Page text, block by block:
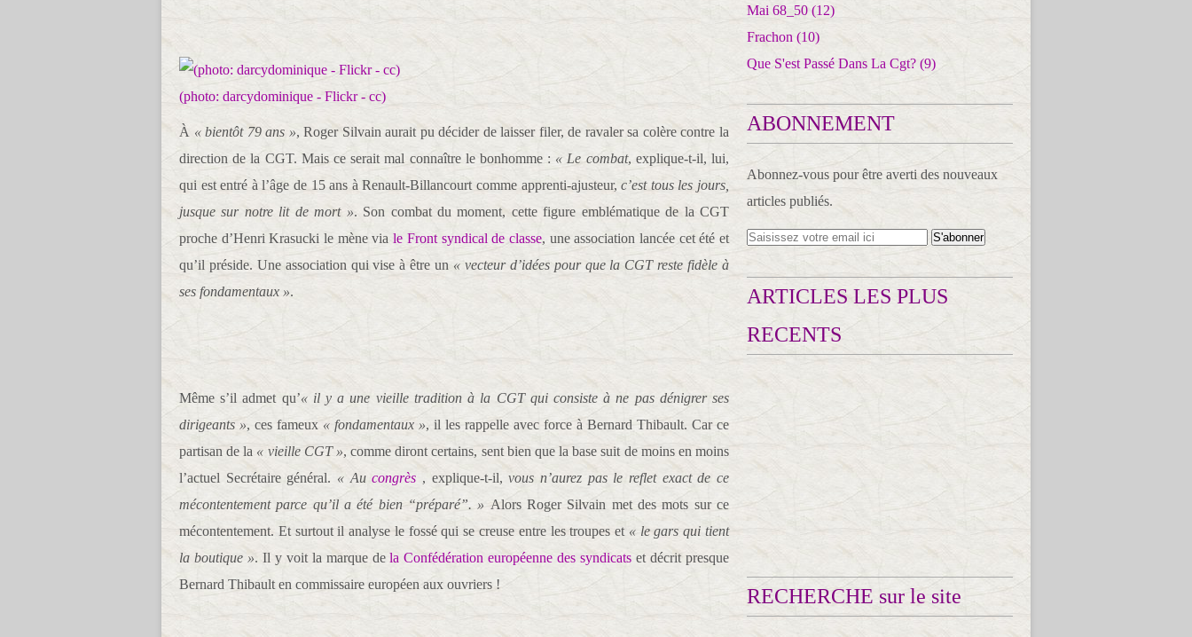
(photo: darcydominique - Flickr - cc)
À « bientôt 79 ans », Roger Silvain aurait pu décider de laisser filer, de ravaler sa colère contre la
direction de la CGT. Mais ce serait mal connaître le bonhomme : « Le combat, explique-t-il, lui,
qui est entré à l’âge de 15 ans à Renault-Billancourt comme apprenti-ajusteur,c’est tous les jours,
jusque sur notre lit de mort ». Son combat du moment, cette figure emblématique de la CGT
proche d’Henri Krasucki le mène viale Front syndical de classe, une association lancée cet été et
qu’il préside. Une association qui vise à être un « vecteur d’idées pour que la CGT reste fidèle à
ses fondamentaux ».
Même s’il admet qu’« il y a une vieille tradition à la CGT qui consiste à ne pas dénigrer ses
dirigeants », ces fameux « fondamentaux », il les rappelle avec force à Bernard Thibault. Car ce
partisan de la « vieille CGT », comme diront certains, sent bien que la base suit de moins en moins
l’actuel Secrétaire général. « Aucongrès , explique-t-il,vous n’aurez pas le reflet exact de ce
mécontentement parce qu’il a été bien “préparé”. » Alors Roger Silvain met des mots sur ce
mécontentement. Et surtout il analyse le fossé qui se creuse entre les troupes et « le gars qui tient
la boutique ». Il y voit la marque dela Confédération européenne des syndicats et décrit presque
Bernard Thibault en commissaire européen aux ouvriers !
Mai 68_50 (12)
Frachon (10)
Que S'est Passé Dans La Cgt? (9)
ABONNEMENT
Abonnez-vous pour être averti des nouveaux
articles publiés.
ARTICLES LES PLUS
RECENTS
RECHERCHE sur le site